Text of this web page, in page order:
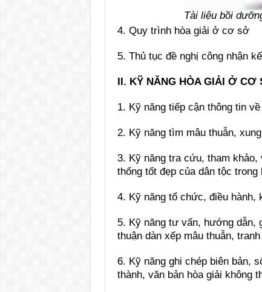
Tài liệu bồi
4. Quy trình hòa giải ở cơ sở
5. Thủ tục đề nghị công nhận
II. KỸ NĂNG HÒA GIẢI Ở CƠ
1. Kỹ năng tiếp cận thông tin
2. Kỹ năng tìm mâu thuẫn,
3. Kỹ năng tra cứu, tham khảo,
thống tốt đẹp của dân tộc trong
4. Kỹ năng tổ chức, điều hành,
5. Kỹ năng tư vấn, hướng dẫn,
thuận dàn xếp mâu thuẫn,
6. Kỹ năng ghi chép biên bản,
thành, văn bản hòa giải không